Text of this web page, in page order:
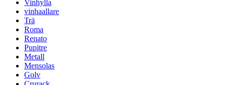
Antal flaskor (Bordeaux)
Flasktyp
Mått (BxHxD cm)
Höjd (cm)
Bredd (cm)
Djup (cm)
Vinhylla
vinhaallare
Trä
Roma
Renato
Pupitre
Metall
Mensolas
Golv